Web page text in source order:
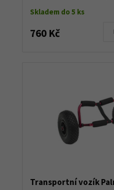
Skladem do 5 ks
760 Kč
Transportní vozík